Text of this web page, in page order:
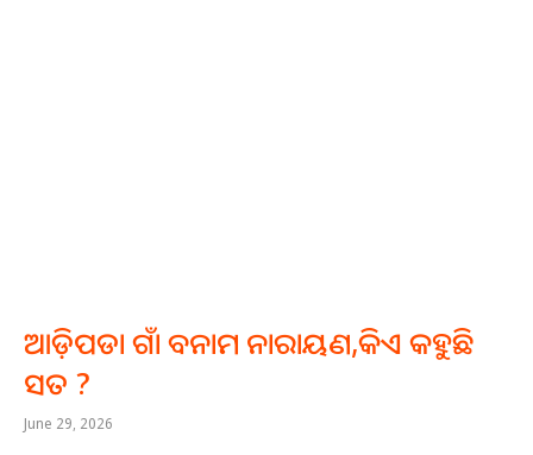
ଆଡ଼ିପଡା ଗାଁ ବନାମ ନାରାୟଣ,କିଏ କହୁଛି
ସତ ?
June 29, 2026